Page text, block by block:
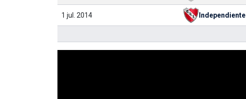
1 jul. 2014 Independiente